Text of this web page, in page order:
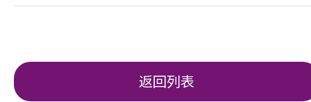
返回列表